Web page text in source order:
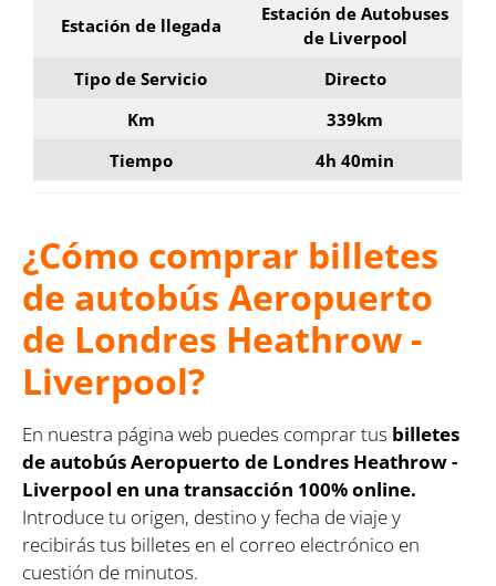
Estación de llegada
Estación de Autobuses
de Liverpool
Tipo de Servicio
Directo
Km
339km
Tiempo
4h 40min
¿Cómo comprar billetes
de autobús Aeropuerto
de Londres Heathrow -
Liverpool?
En nuestra página web puedes comprar tus billetes
de autobús Aeropuerto de Londres Heathrow -
Liverpool en una transacción 100% online.
Introduce tu origen, destino y fecha de viaje y
recibirás tus billetes en el correo electrónico en
cuestión de minutos.